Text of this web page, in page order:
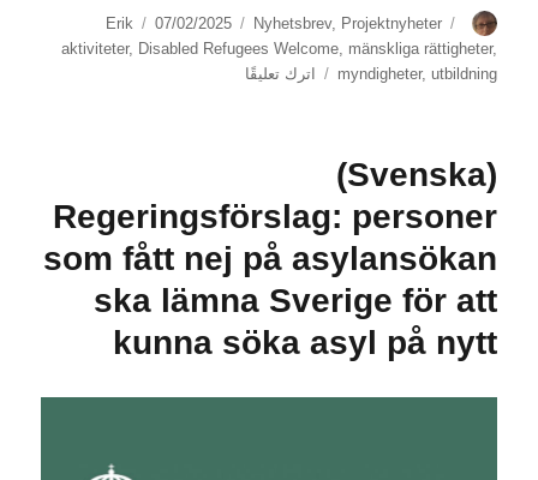
الكاتب Erik
نُشرت
في
07/02/2025
التصنيفات Nyhetsbrev, Projektnyheter
الوسوم
aktiviteter, Disabled Refugees Welcome, mänskliga rättigheter,
myndigheter, utbildning اترك تعليقًا
Refugees
Welcome
–
Rätten
Arbete
(Svenska)
Regeringsförslag: personer
som fått nej på asylansökan
ska lämna Sverige för att
kunna söka asyl på nytt